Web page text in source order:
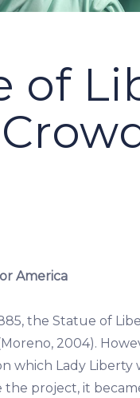
of
America
the Statue of
2004).
which Lady Liberty
project, it